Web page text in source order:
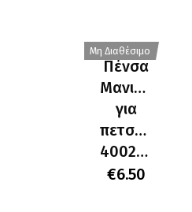
Μη Διαθέσιμο
Πένσα
Μανικιούρ
για
πετσάκια
400214
€6.50